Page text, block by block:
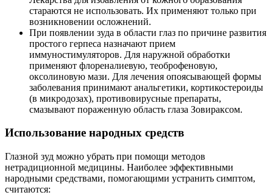
стараются не использовать. Их применяют только при
возникновении осложнений.
При появлении зуда в области глаз по причине развития
простого герпеса назначают прием
иммуностимуляторов. Для наружной обработки
применяют флореналиевую, теоброфеновую,
оксолиновую мази. Для лечения опоясывающей формы
заболевания принимают анальгетики, кортикостероиды
(в микродозах), противовирусные препараты,
смазывают пораженную область глаза Зовираксом.
Использование народных средств
Глазной зуд можно убрать при помощи методов
нетрадиционной медицины. Наиболее эффективными
народными средствами, помогающими устранить симптом,
считаются: